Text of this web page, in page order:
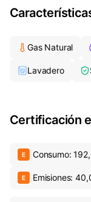
independiente
al máximo el
armarios
con azulejos
mampara de
Gas Natural
Lavadero
Certificación
E Consumo:
E Emisiones: